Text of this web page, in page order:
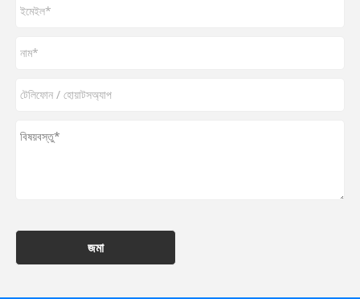
জমা